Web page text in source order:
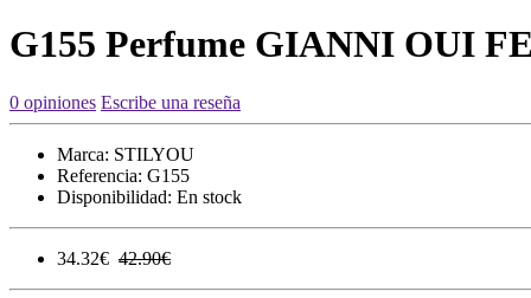
G155 Perfume GIANNI OUI
0 opiniones Escribe una reseña
Marca: STILYOU
Referencia: G155
Disponibilidad: En stock
34.32€ 42.90€